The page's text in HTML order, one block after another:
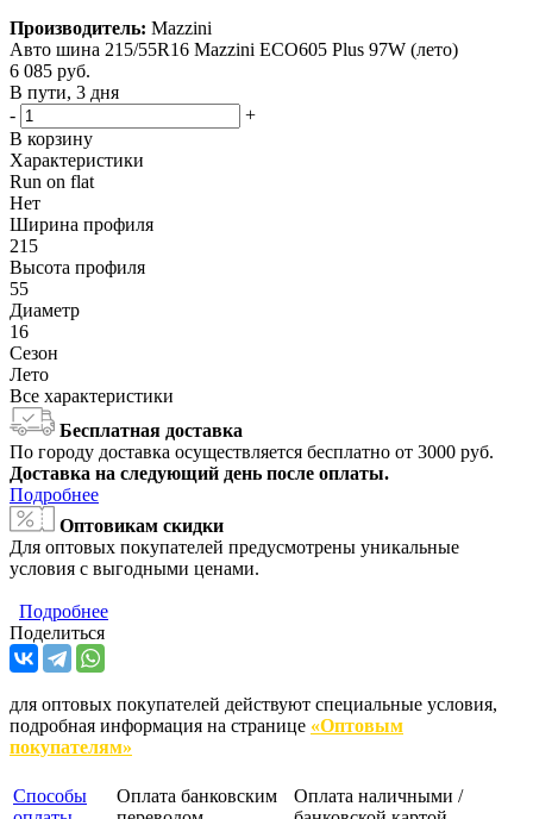
Производитель: Mazzini
Авто шина 215/55R16 Mazzini ECO605 Plus 97W (лето)
6 085 руб.
В пути, 3 дня
-
+
В корзину
Характеристики
Run on flat
Нет
Ширина профиля
215
Высота профиля
55
Диаметр
16
Сезон
Лето
Все характеристики
Бесплатная доставка
По городу доставка осуществляется бесплатно от 3000 руб.
Доставка на следующий день после оплаты.
Подробнее
Оптовикам скидки
Для оптовых покупателей предусмотрены уникальные
условия с выгодными ценами.
Подробнее
Поделиться
для оптовых покупателей действуют специальные условия,
подробная информация на странице «Оптовым
покупателям»
Способы
Оплата банковским
Оплата наличными /